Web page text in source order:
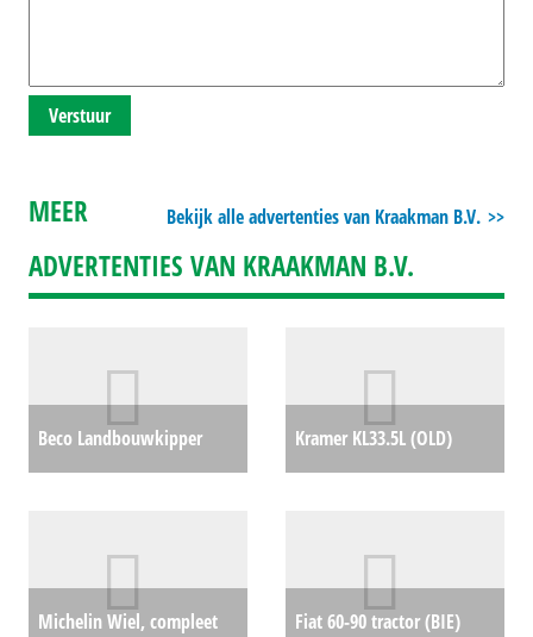
Verstuur
Bekijk alle advertenties van Kraakman B.V.
MEER
ADVERTENTIES VAN KRAAKMAN B.V.
Beco Landbouwkipper
Kramer KL33.5L (OLD)
Michelin Wiel, compleet
Fiat 60-90 tractor (BIE)